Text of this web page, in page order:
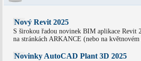
Nový Revit 2025
S širokou řadou novinek BIM aplikace Revit
na stránkách ARKANCE (nebo na
Novinky AutoCAD Plant 3D 2025